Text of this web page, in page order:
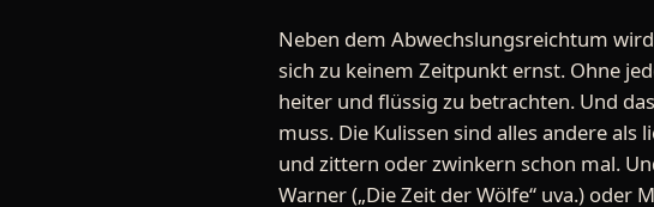
Neben dem Abwechslungsreichtum
sich zu keinem Zeitpunkt ernst. Ohne
heiter und flüssig zu betrachten. Und
muss. Die Kulissen sind alles andere
und zittern oder zwinkern schon mal.
Warner („Die Zeit der Wölfe“ uva.) oder